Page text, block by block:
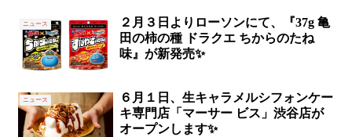
ニュース
２月３日よりローソンにて、『37g 亀
田の柿の種 ドラクエ ちからのたね
味』が新発売✨
ニュース
６月１日、生キャラメルシフォンケー
キ専門店「マーサー ビス」渋谷店が
オープンします✨